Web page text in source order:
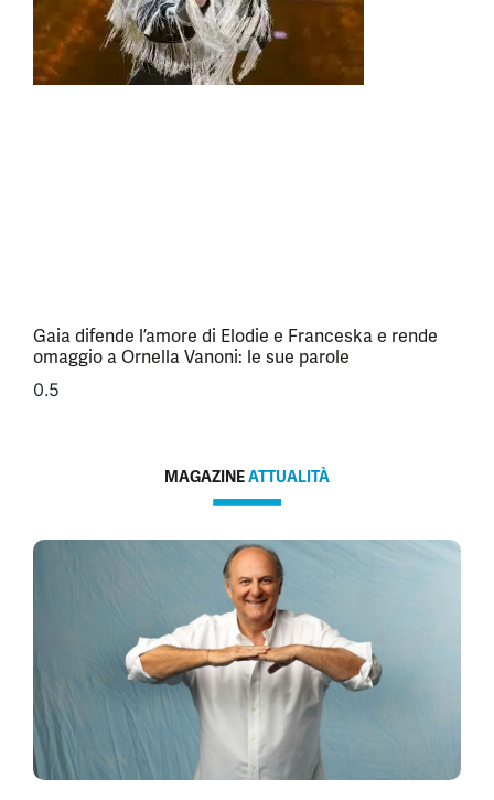
Gaia difende l’amore di Elodie e Franceska e rende
omaggio a Ornella Vanoni: le sue parole
MAGAZINEATTUALITÀ